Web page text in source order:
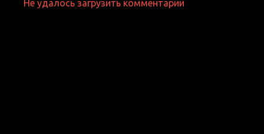
Не удалось загрузить комментарии